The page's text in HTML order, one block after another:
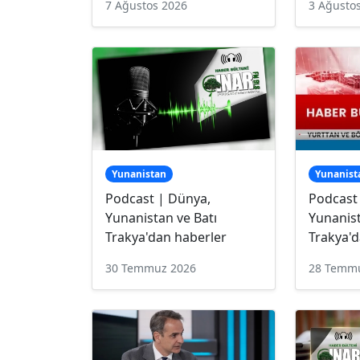
7 Ağustos 2026 3
Yunanistan
Podcast | Dünya,
Yunanistan ve Batı
Trakya'dan haberler
30 Temmuz 2026 28